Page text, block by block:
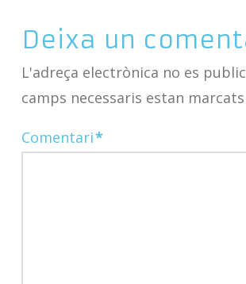
Deixa un
L'adreça electrònica no es
camps necessaris estan
Comentari*